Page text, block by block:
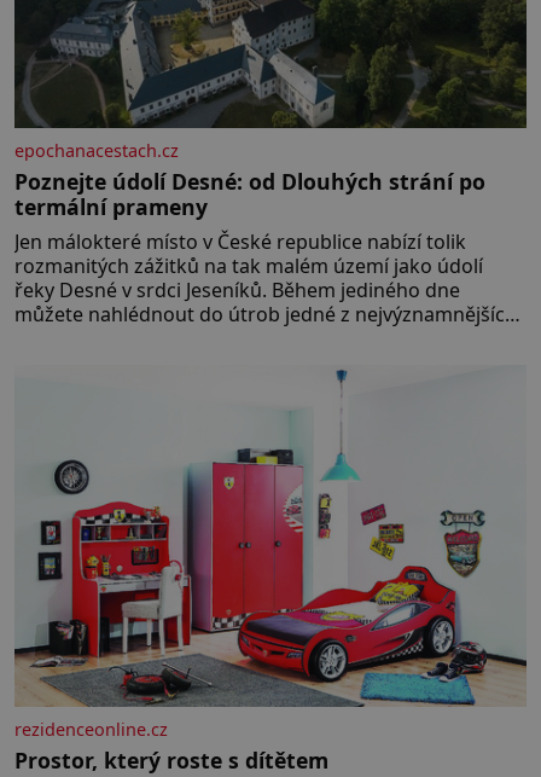
epochanacestach.cz
Poznejte údolí Desné: od Dlouhých strání po
termální prameny
Jen málokteré místo v České republice nabízí tolik
rozmanitých zážitků na tak malém území jako údolí
řeky Desné v srdci Jeseníků. Během jediného dne
můžete nahlédnout do útrob jedné z nejvýznamnějších
hřebeny, projet se na koloběžce a den zakončit
poznáváním památek ve Velkých Losinách nebo v
rezidenceonline.cz
Prostor, který roste s dítětem